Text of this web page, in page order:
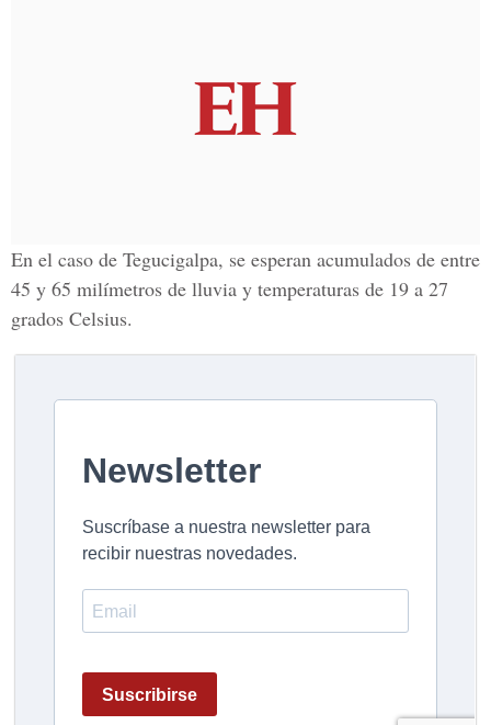
En el caso de Tegucigalpa, se esperan acumulados de entre
45 y 65 milímetros de lluvia y temperaturas de 19 a 27
grados Celsius.